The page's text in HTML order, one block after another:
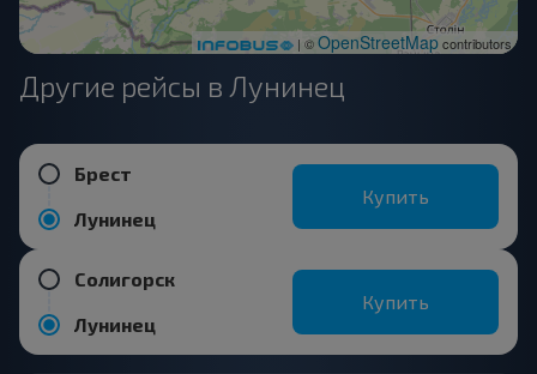
| ©OpenStreetMapcontributors
Другие рейсы в Лунинец
Брест
Лунинец
Купить
Солигорск
Лунинец
Купить